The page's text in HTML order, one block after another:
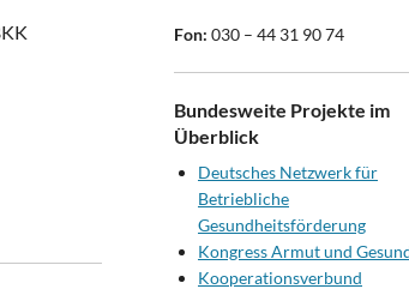
Fon: 030 – 44 31 90 74
Bundesweite Projekte im
Überblick
Deutsches Netzwerk für
Betriebliche
Gesundheitsförderung
Kongress Armut und
Kooperationsverbund